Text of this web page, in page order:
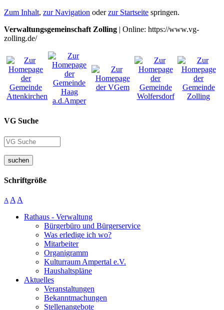
Zum Inhalt, zur Navigation oderzur Startseite springen.
Verwaltungsgemeinschaft Zolling | Online: https://www.vg-
zolling.de/
VG Suche
suchen
Schriftgröße
A A A
Rathaus - Verwaltung
Bürgerbüro und Bürgerservice
Was erledige ich wo?
Mitarbeiter
Organigramm
Kulturraum Ampertal e.V.
Haushaltspläne
Aktuelles
Veranstaltungen
Bekanntmachungen
Stellenangebote